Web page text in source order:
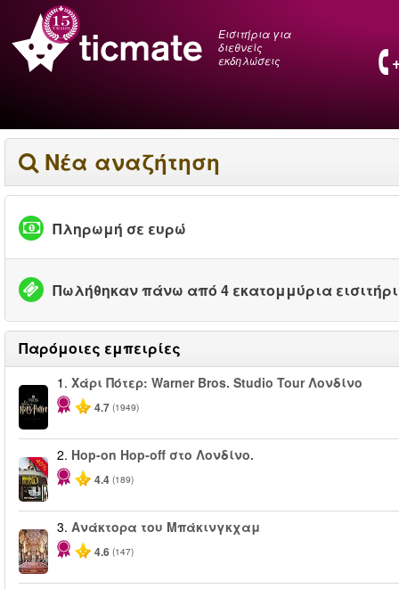
Εισιτήρια για
διεθνείς
εκδηλώσεις
Νέα αναζήτηση
Πληρωμή σε ευρώ
Πωλήθηκαν πάνω από 4 εκατομμύρια
Παρόμοιες εμπειρίες
1. Χάρι Πότερ: Warner Bros. Studio Tour Λονδίνο
4.7 (1949)
-40%
2. Hop-on Hop-off στο Λονδίνο.
4.4 (189)
3. Ανάκτορα του Μπάκινγκχαμ
4.6 (147)